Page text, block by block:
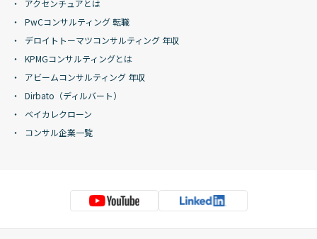
アクセンチュアとは
PwCコンサルティング 転職
デロイトトーマツコンサルティング 年収
KPMGコンサルティングとは
アビームコンサルティング 年収
Dirbato（ディルバート）
ベイカレクローン
コンサル企業一覧